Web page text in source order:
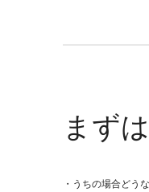
まず
・うちの場合どう